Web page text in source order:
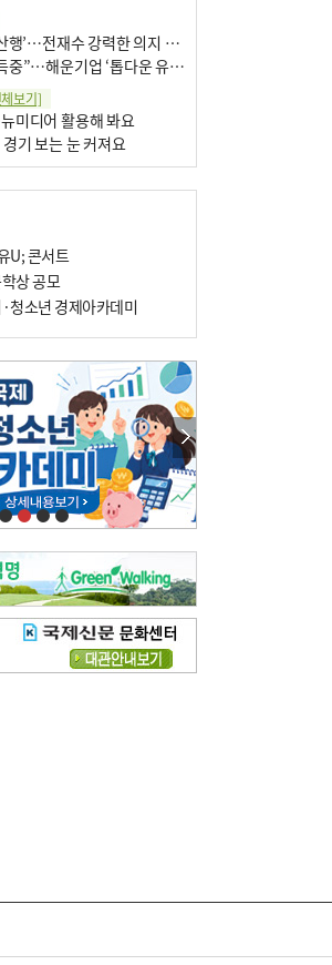
與가 막은 ‘산은 부산행’…전재수 강력한 의지 표명 없인 공염불
田 “장금상선도 설득중”…해운기업 ‘톱다운 유치전’ 가속
보기]
미디어 활용해 봐요
기 보는 눈 커져요
구·군 승진 축하화분 관행 없애자니 소상공인 울상
시민이 개발한 폭염 대응 앱 ‘그늘로’ 길안내 지도 등 인기
골목 맛집 발굴 고메 셀렉션…부산시, 페스티벌 시월 연계
]
8월 7일
8월 6일
기]
윤·정세빈 커플
U; 콘서트
상 공모
청소년 경제아카데미